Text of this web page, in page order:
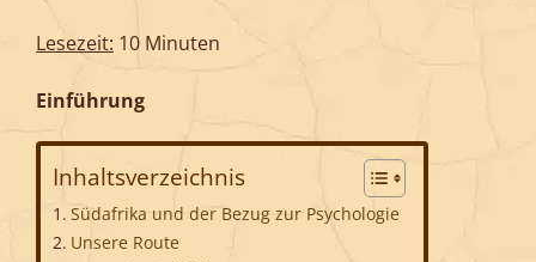
Lesezeit: 10 Minuten
Einführung
Inhaltsverzeichnis
Südafrika und der Bezug zur Psychologie
Unsere Route